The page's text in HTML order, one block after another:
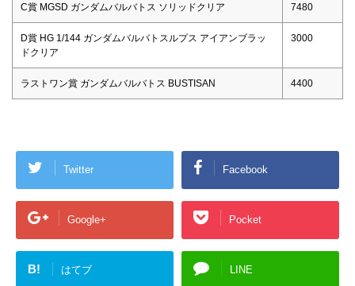
C賞 MGSD ガンダムバルバトス ソリッドクリア 7480
D賞 HG 1/144 ガンダムバルバトスルプス アイアンブラッ
ドクリア
3000
ラストワン賞 ガンダムバルバトス BUSTISAN 4400
Twitter Facebook
Google+ Pocket
B! はてブ LINE